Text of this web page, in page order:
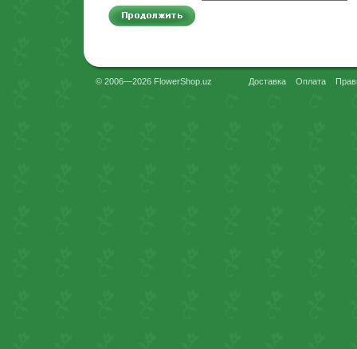
© 2006—2026 FlowerShop.uz Доставка Оплата